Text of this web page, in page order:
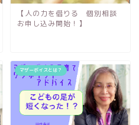
【人の力を借りる 個別相談
お申し込み開始！】
マザーボイスとは？